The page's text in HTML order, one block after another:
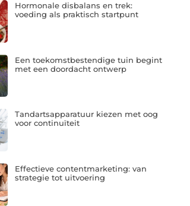
Hormonale disbalans en trek:
voeding als praktisch startpunt
Een toekomstbestendige tuin begint
met een doordacht ontwerp
Tandartsapparatuur kiezen met oog
voor continuïteit
Effectieve contentmarketing: van
strategie tot uitvoering